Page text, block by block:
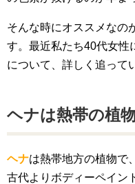
そんな時にオススメなの
す。最近私たち40代女性
について、詳しく追って
ヘナは熱帯の植
ヘナは熱帯地方の植物で
古代よりボディーペイン